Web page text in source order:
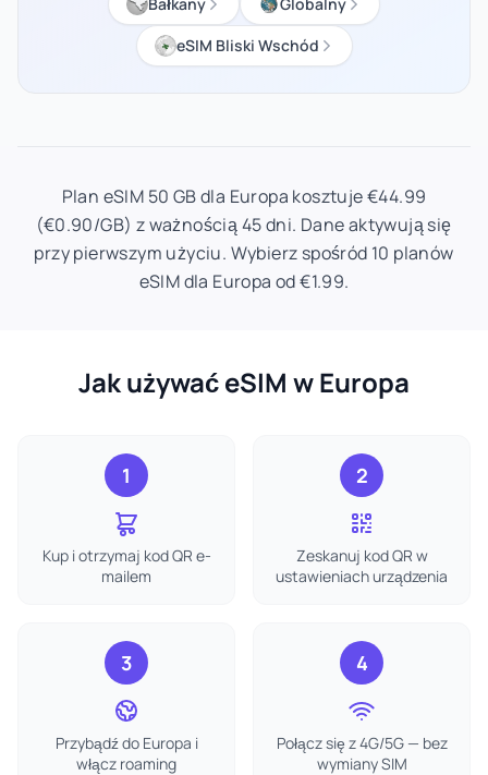
eSIM Bliski Wschód
Plan eSIM 50 GB dla Europa kosztuje €44.99
(€0.90/GB) z ważnością 45 dni. Dane aktywują się
przy pierwszym użyciu. Wybierz spośród 10 planów
eSIM dla Europa od €1.99.
Jak używać eSIM w Europa
1
Kup i otrzymaj kod QR e-
mailem
2
Zeskanuj kod QR w
ustawieniach urządzenia
3
Przybądź do Europa i
włącz roaming
4
Połącz się z 4G/5G — bez
wymiany SIM